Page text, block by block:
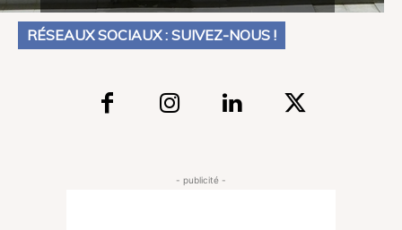
RÉSEAUX SOCIAUX : SUIVEZ-NOUS !
- publicité -